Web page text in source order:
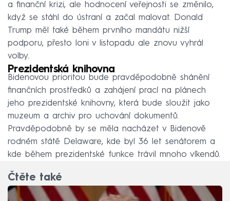
a finanční krizi, ale hodnocení veřejnosti se změnilo,
když se stáhl do ústraní a začal malovat. Donald
Trump měl také během prvního mandátu nižší
podporu, přesto loni v listopadu ale znovu vyhrál
volby.
Prezidentská knihovna
Bidenovou prioritou bude pravděpodobně shánění
finančních prostředků a zahájení prací na plánech
jeho prezidentské knihovny, která bude sloužit jako
muzeum a archiv pro uchování dokumentů.
Pravděpodobně by se měla nacházet v Bidenově
rodném státě Delaware, kde byl 36 let senátorem a
kde během prezidentské funkce trávil mnoho víkendů.
Čtěte také